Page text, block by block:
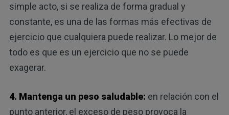
simple acto, si se realiza de forma gradual y
constante, es una de las formas más efectivas de
ejercicio que cualquiera puede realizar. Lo mejor de
todo es que es un ejercicio que no se puede
exagerar.
4. Mantenga un peso saludable: en relación con el
punto anterior, el exceso de peso provoca la